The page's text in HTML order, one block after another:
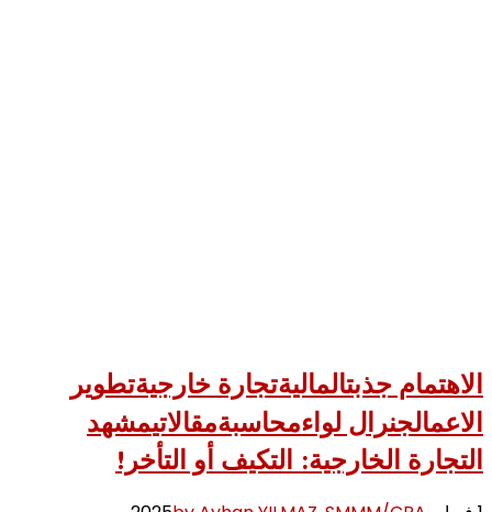
الاهتمام جذبتالماليةتجارة خارجيةتطوير
الاعمالجنرال لواءمحاسبةمقالاتيمشهد
التجارة الخارجية: التكيف أو التأخر!